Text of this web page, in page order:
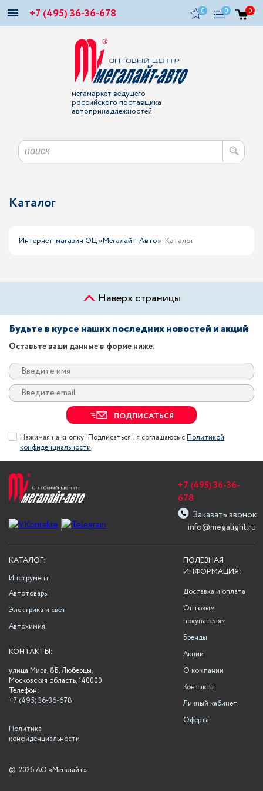
+7 (495) 36-36-678 0 0 0
мегамаркет ведущего
российского поставщика
автопринадлежностей
Каталог
Интернет-магазин ОЦ «Мегалайт-Авто» Каталог
Наверх страницы
Будьте в курсе наших последних новостей и акций
Оставьте ваши данные в форме ниже.
ПОДПИСАТЬСЯ
Нажимая на кнопку "Подписаться", я соглашаюсь сПолитикой
конфиденциальности
info@megalight.ru
+7 (495) 36-36-
678
Заказать звонок
ПОЛЕЗНАЯ
ИНФОРМАЦИЯ:
Доставка и оплата
Оптовым
покупателям
Бренды
Акции
О компании
Контакты
Личный кабинет
Оферта
КАТАЛОГ:
Инструмент
Автотовары
Электрика и свет
Автохимия
КОНТАКТЫ:
улица Мира, 8Б, Люберцы,
Московская область, 140000
Телефон:
+7 (495) 36-36-678
Политика
конфиденциальности
© 2026 АО «Мегалайт»